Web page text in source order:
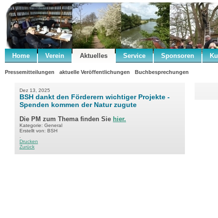
Home Verein Aktuelles Service Sponsoren
Pressemitteilungen aktuelle Veröffentlichungen Buchbesprechungen
Dez 13, 2025
BSH dankt den Förderern wichtiger Projekte -
Spenden kommen der Natur zugute
Die PM zum Thema finden Sie hier.
Kategorie: General
Erstellt von: BSH
Drucken
Zurück